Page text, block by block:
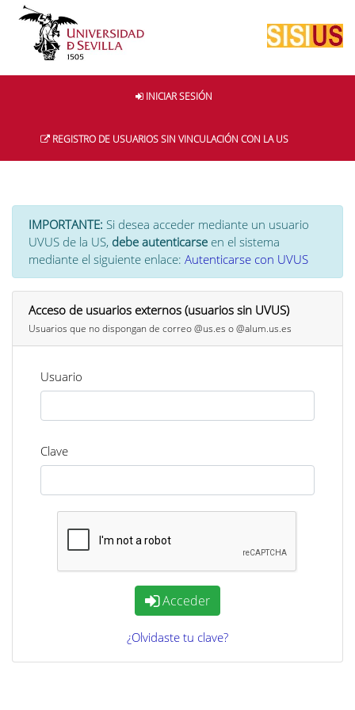
INICIAR SESIÓN
REGISTRO DE USUARIOS SIN VINCULACIÓN CON LA US
IMPORTANTE: Si desea acceder mediante un usuario
UVUS de la US, debe autenticarse en el sistema
mediante el siguiente enlace: Autenticarse con UVUS
Acceso de usuarios externos (usuarios sin UVUS)
Usuarios que no dispongan de correo @us.es o @alum.us.es
Usuario
Clave
Acceder
¿Olvidaste tu clave?